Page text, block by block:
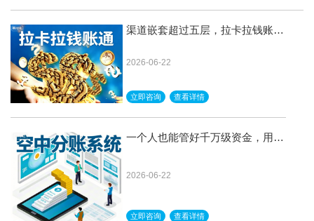
渠道嵌套超过五层，拉卡拉钱账通
2026-06-22
立即咨询 查看详情
一个人也能管好千万级资金，用空
2026-06-22
立即咨询 查看详情